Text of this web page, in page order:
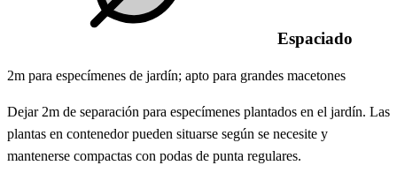
Espaciado
2m para especímenes de jardín; apto para grandes macetones
Dejar 2m de separación para especímenes plantados en el jardín. Las
plantas en contenedor pueden situarse según se necesite y
mantenerse compactas con podas de punta regulares.